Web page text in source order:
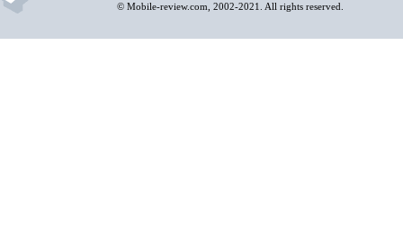
© Mobile-review.com, 2002-2021. All rights reserved.